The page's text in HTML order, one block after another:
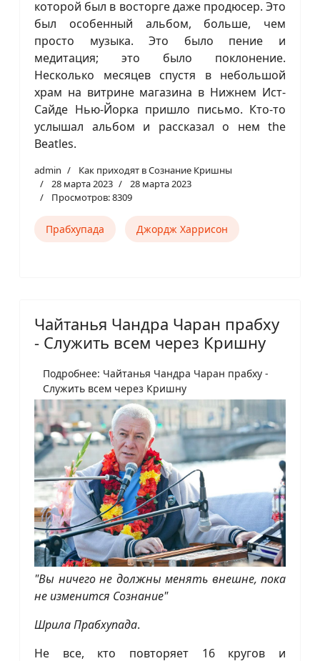
которой был в восторге даже продюсер. Это
был особенный альбом, больше, чем
просто музыка. Это было пение и
медитация; это было поклонение.
Несколько месяцев спустя в небольшой
храм на витрине магазина в Нижнем Ист-
Сайде Нью-Йорка пришло письмо. Кто-то
услышал альбом и рассказал о нем the
Beatles.
admin
Как приходят в Сознание Кришны
28 марта 2023
28 марта 2023
Просмотров: 8309
Прабхупада Джордж Харрисон
Чайтанья Чандра Чаран прабху
- Служить всем через Кришну
Подробнее: Чайтанья Чандра Чаран прабху -
Служить всем через Кришну
"Вы ничего не должны менять внешне, пока
не изменится Сознание"
Шрила Прабхупада.
Не все, кто повторяет 16 кругов и